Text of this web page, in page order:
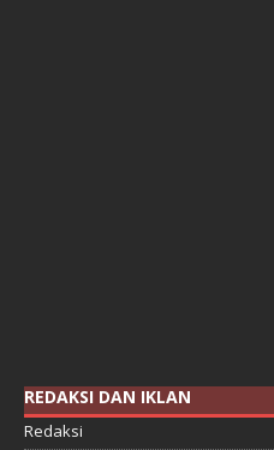
REDAKSI DAN IKLAN
Redaksi